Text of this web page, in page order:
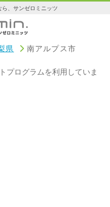
、サンゼロミニッツ
県 南アルプス市
プログラムを利用していま